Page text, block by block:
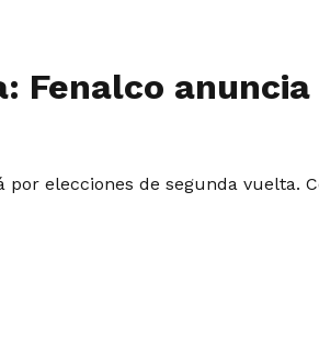
Fenalco
elecciones de segunda vuelta.